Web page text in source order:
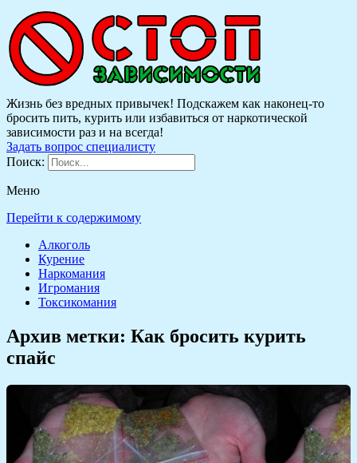
Жизнь без вредных привычек! Подскажем как наконец-то
бросить пить, курить или избавиться от наркотической
зависимости раз и на всегда!
Задать вопрос специалисту
Поиск:
Меню
Перейти к содержимому
Алкоголь
Курение
Наркомания
Игромания
Токсикомания
Архив метки: Как бросить курить
спайс